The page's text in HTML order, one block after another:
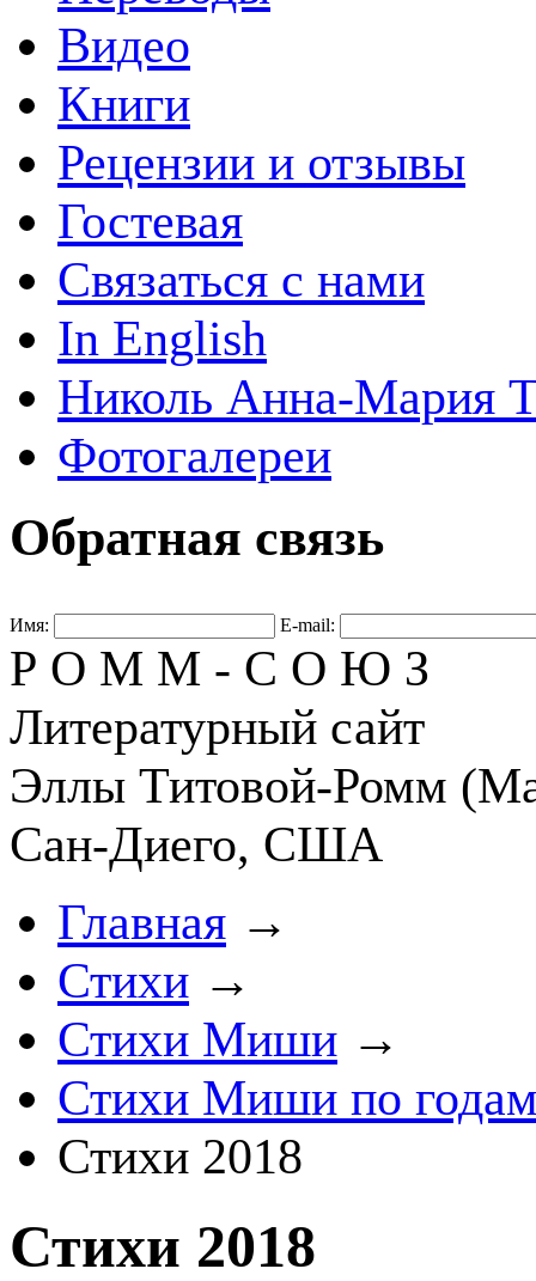
Видео
Книги
Рецензии и отзывы
Гостевая
Связаться с нами
In English
Николь Анна-Мария
Фотогалереи
Обратная связь
Имя: E-mail:
Р О М М - С О Ю З
Литературный сайт
Эллы Титовой-Ромм
Сан-Диего, США
Главная →
Стихи →
Стихи Миши →
Стихи Миши по
Стихи 2018
Стихи 2018